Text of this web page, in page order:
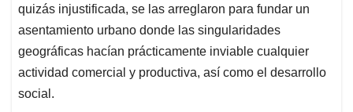
quizás injustificada, se las arreglaron para fundar un
asentamiento urbano donde las singularidades
geográficas hacían prácticamente inviable cualquier
actividad comercial y productiva, así como el desarrollo
social.